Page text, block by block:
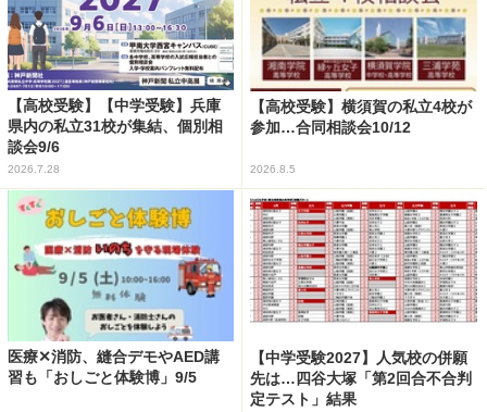
【高校受験】【中学受験】兵庫
県内の私立31校が集結、個別相
談会9/6
2026.7.28
【高校受験】横須賀の私立4校が
参加…合同相談会10/12
2026.8.5
医療✕消防、縫合デモやAED講
習も「おしごと体験博」9/5
【中学受験2027】人気校の併願
先は…四谷大塚「第2回合不合判
定テスト」結果